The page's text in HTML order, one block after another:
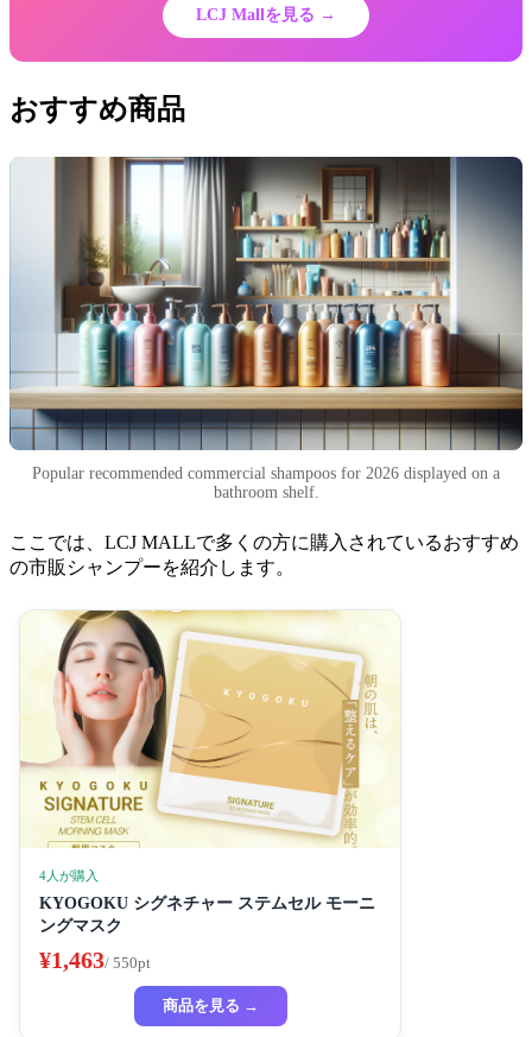
LCJ Mallを見る →
おすすめ商品
Popular recommended commercial shampoos for 2026 displayed on a
bathroom shelf.
ここでは、LCJ MALLで多くの方に購入されているおすすめ
の市販シャンプーを紹介します。
4人が購入
KYOGOKU シグネチャー ステムセル モーニ
ングマスク
¥1,463/ 550pt
商品を見る →